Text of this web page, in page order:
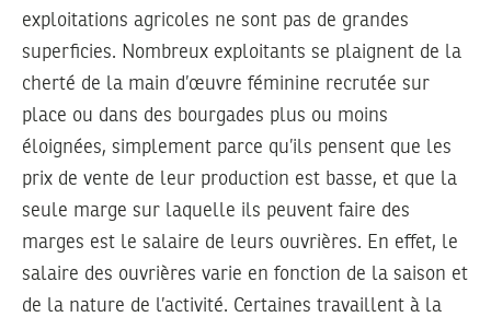
exploitations agricoles ne sont pas de grandes
superficies. Nombreux exploitants se plaignent de la
cherté de la main d’œuvre féminine recrutée sur
place ou dans des bourgades plus ou moins
éloignées, simplement parce qu’ils pensent que les
prix de vente de leur production est basse, et que la
seule marge sur laquelle ils peuvent faire des
marges est le salaire de leurs ouvrières. En effet, le
salaire des ouvrières varie en fonction de la saison et
de la nature de l’activité. Certaines travaillent à la